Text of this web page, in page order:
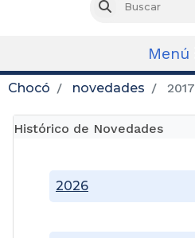
Buscar
Menú
Chocó novedades 2017
Histórico de Novedades
2026